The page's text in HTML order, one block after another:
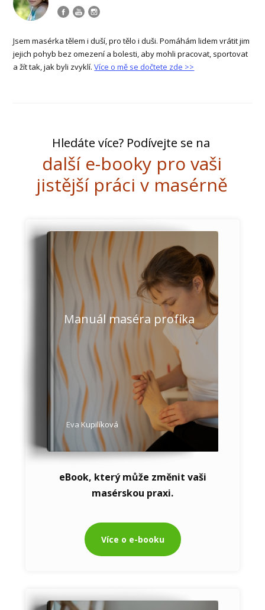
Jsem masérka tělem i duší, pro tělo i duši. Pomáhám lidem vrátit jim
jejich pohyb bez omezení a bolesti, aby mohli pracovat, sportovat
a žít tak, jak byli zvyklí.Více o mě se dočtete zde >>
Hledáte více? Podívejte se na
další e-booky pro vaši
jistější práci v masérně
Manuál maséra profíka
Eva Kupilíková
eBook, který může změnit vaši
masérskou praxi.
Více o e-booku